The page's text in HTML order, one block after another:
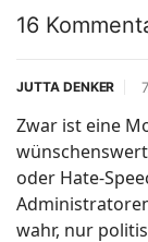
16
JUTTA DENKER
Zwar ist eine
oder Hate-
wahr, nur